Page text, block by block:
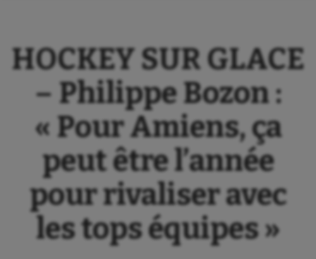
HOCKEY SUR GLACE
– Philippe Bozon :
« Pour Amiens, ça
peut être l’année
pour rivaliser avec
les tops équipes »